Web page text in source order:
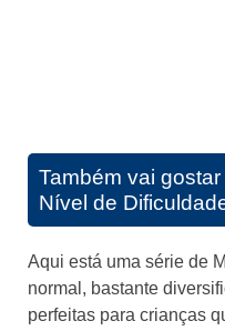
Também vai
Nível de
Aqui está uma série de
normal, bastante
perfeitas para crianças